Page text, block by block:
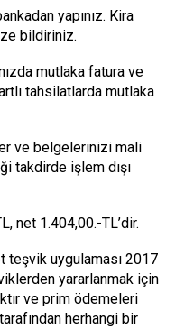
yapınız. Kira
bildiriniz.
mutlaka fatura ve
tahsilatlarda mutlaka
ve belgelerinizi mali
takdirde işlem dışı
net 1.404,00.-TL’dir.
teşvik uygulaması 2017
yararlanmak için
ve prim ödemeleri
herhangi bir